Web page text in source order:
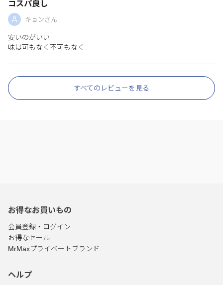
コスパ良し
キョンさん
安いのがいい
味は可もなく不可もなく
すべてのレビューを見る
お得なお買いもの
会員登録・ログイン
お得なセール
MrMaxプライベートブランド
ヘルプ